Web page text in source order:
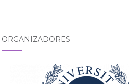
ORGANIZADORES